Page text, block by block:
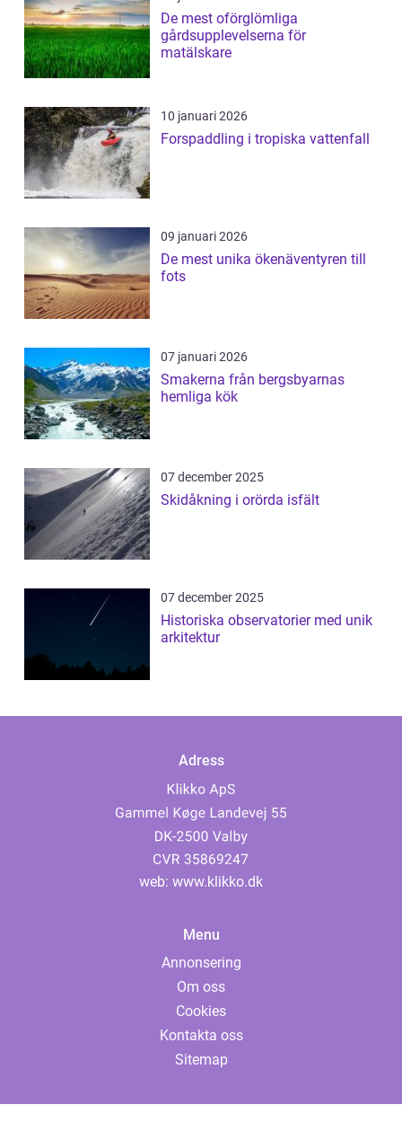
De mest oförglömliga
gårdsupplevelserna för
matälskare
10 januari 2026
Forspaddling i tropiska vattenfall
09 januari 2026
De mest unika ökenäventyren till
fots
07 januari 2026
Smakerna från bergsbyarnas
hemliga kök
07 december 2025
Skidåkning i orörda isfält
07 december 2025
Historiska observatorier med unik
arkitektur
Adress
web: www.klikko.dk
Menu
Annonsering
Om oss
Cookies
Kontakta oss
Sitemap